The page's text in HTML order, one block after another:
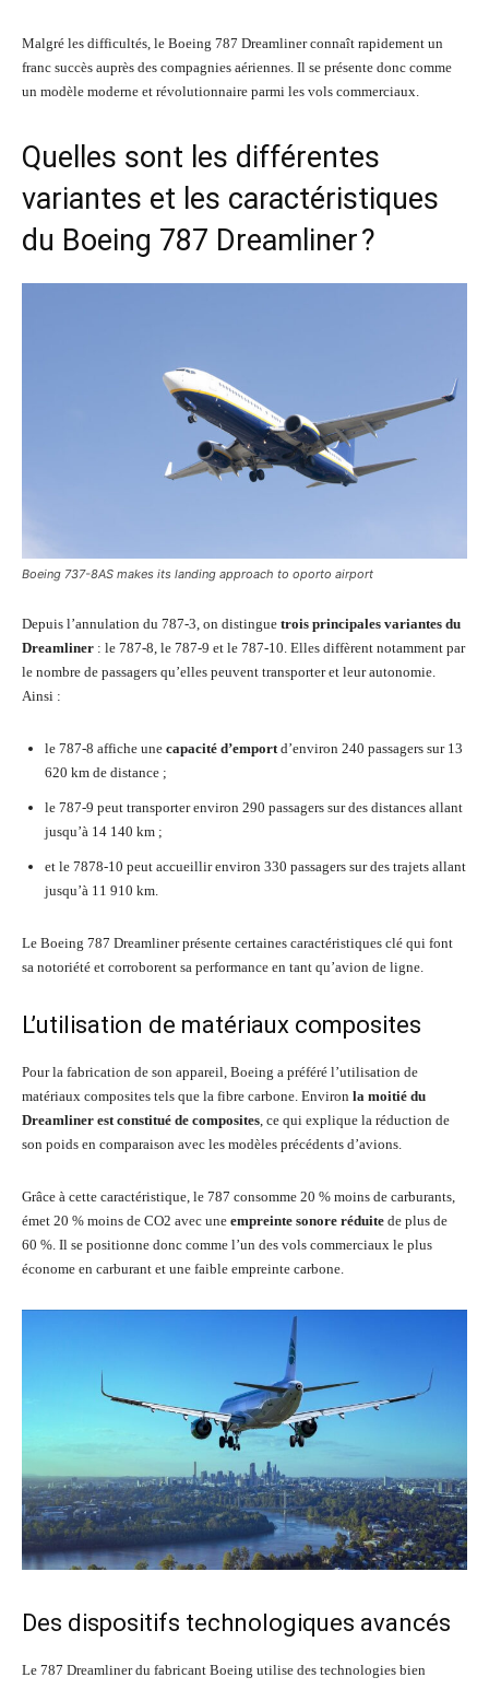
Malgré les difficultés, le Boeing 787 Dreamliner connaît rapidement un
franc succès auprès des compagnies aériennes. Il se présente donc comme
un modèle moderne et révolutionnaire parmi les vols commerciaux.
Quelles sont les différentes
variantes et les caractéristiques
du Boeing 787 Dreamliner ?
Boeing 737-8AS makes its landing approach to oporto airport
Depuis l’annulation du 787-3, on distingue trois principales variantes du
Dreamliner : le 787-8, le 787-9 et le 787-10. Elles diffèrent notamment par
le nombre de passagers qu’elles peuvent transporter et leur autonomie.
Ainsi :
le 787-8 affiche une capacité d’emportd’environ 240 passagers sur 13
620 km de distance ;
le 787-9 peut transporter environ 290 passagers sur des distances allant
jusqu’à 14 140 km ;
et le 7878-10 peut accueillir environ 330 passagers sur des trajets allant
jusqu’à 11 910 km.
Le Boeing 787 Dreamliner présente certaines caractéristiques clé qui font
sa notoriété et corroborent sa performance en tant qu’avion de ligne.
L’utilisation de matériaux composites
Pour la fabrication de son appareil, Boeing a préféré l’utilisation de
matériaux composites tels que la fibre carbone. Environ la moitié du
Dreamliner est constitué de composites, ce qui explique la réduction de
son poids en comparaison avec les modèles précédents d’avions.
Grâce à cette caractéristique, le 787 consomme 20 % moins de carburants,
émet 20 % moins de CO2 avec une empreinte sonore réduite de plus de
60 %. Il se positionne donc comme l’un des vols commerciaux le plus
économe en carburant et une faible empreinte carbone.
Des dispositifs technologiques avancés
Le 787 Dreamliner du fabricant Boeing utilise des technologies bien